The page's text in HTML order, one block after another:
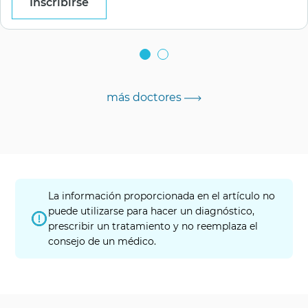
más doctores
La información proporcionada en el artículo no
puede utilizarse para hacer un diagnóstico,
prescribir un tratamiento y no reemplaza el
consejo de un médico.